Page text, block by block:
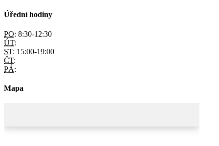
Úřední hodiny
PO: 8:30-12:30
ÚT:
ST: 15:00-19:00
ČT:
PÁ:
Mapa